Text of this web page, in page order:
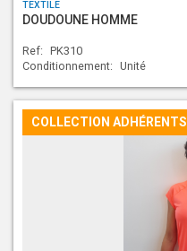
TEXTILE
DOUDOUNE HOMME
Ref: PK310
Conditionnement: Unité
COLLECTION ADHÉRENTS